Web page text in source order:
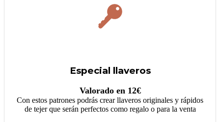
Especial llaveros
Valorado en 12€
Con estos patrones podrás crear llaveros originales y rápidos
de tejer que serán perfectos como regalo o para la venta